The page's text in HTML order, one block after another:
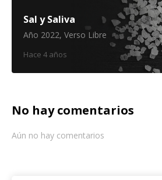
Sal y Saliva
Año 2022, Verso Libre
Hace 4 años
No hay comentarios
Aún no hay comentarios